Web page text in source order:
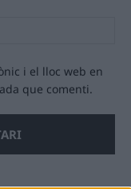
i el lloc web en
que comenti.